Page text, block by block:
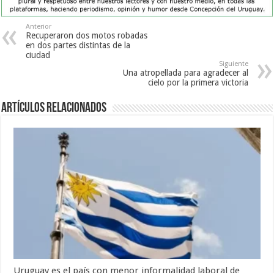
Anterior
Recuperaron dos motos robadas
en dos partes distintas de la
ciudad
Siguiente
Una atropellada para agradecer al
cielo por la primera victoria
Artículos Relacionados
Uruguay es el país con menor informalidad laboral de